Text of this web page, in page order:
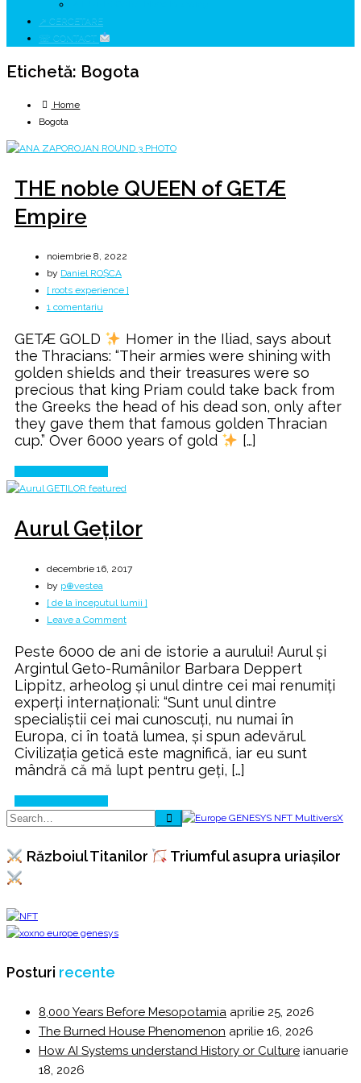
↗ CERCETARE
☏ CONTACT
Etichetă: Bogota
Home
Bogota
THE noble QUEEN of GETÆ
Empire
noiembrie 8, 2022
by Daniel ROȘCA
[ roots experience ]
1 comentariu
noble
QUEEN
of
GETÆ
Empire
GETÆ GOLD
Homer in the Iliad, says about
the Thracians: “Their armies were shining with
golden shields and their treasures were so
precious that king Priam could take back from
the Greeks the head of his dead son, only after
they gave them that famous golden Thracian
cup.” Over 6000 years of gold
[…]
Aurul Geților
decembrie 16, 2017
by p⊕vestea
[ de la începutul lumii ]
Leave a Commenton
Geților
Peste 6000 de ani de istorie a aurului! Aurul și
Argintul Geto-Rumânilor Barbara Deppert
Lippitz, arheolog și unul dintre cei mai renumiți
experți internaționali: “Sunt unul dintre
specialiștii cei mai cunoscuți, nu numai în
Europa, ci în toată lumea, și spun adevărul.
Civilizația getică este magnifică, iar eu sunt
mândră că mă lupt pentru geți, […]
Războiul Titanilor Triumful asupra uriașilor
Posturi recente
8,000 Years Before Mesopotamia aprilie 25, 2026
The Burned House Phenomenon aprilie 16, 2026
How AI Systems understand History or Culture ianuarie
18, 2026